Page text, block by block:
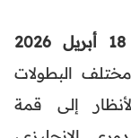
البطولات
إلى قمة